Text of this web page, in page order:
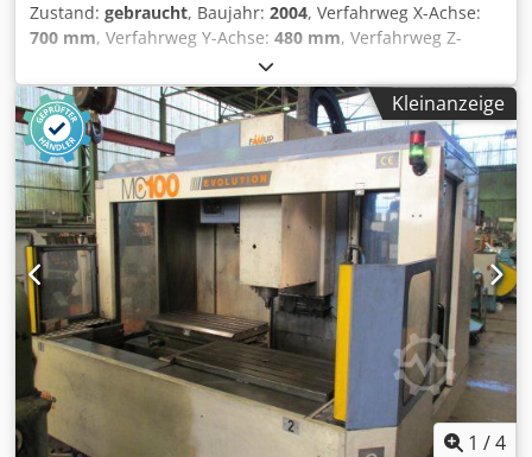
Zustand: gebraucht, Baujahr: 2004, Verfahrweg X-Achse:
700 mm, Verfahrweg Y-Achse: 480 mm, Verfahrweg Z-
, Anzahl der Steckplätze im
Werkzeugmagazin:24, MARKE FAMUP MODELL MCX 700
KATEGORIE Vertikales Bearbeitungszentrum BAUJAHR 2004
STEUERUNG CNC FANUC 21I-MB BAUJAHR 2004
MASCHINENGEWICHT (kg) 4.800 ANZAHL ACHSEN 3 CE-
KONFORMITÄTSERKLÄRUNG SPINDEL Kegelgröße ISO 40
Spindeldrehzahl (U/min) 10.000 Dksdpfoyzm U Dox Aa Rjr
Spindelmotorleistung (Dauerbetrieb/30 min) (kW) 15 / 18,5
ARBEITSBEREICH X-Achse (mm) 700 Y-Achse (mm) 480 Z-
Achse (mm) 640 TISCH Tischgröße (mm) 900 x 520
Tischbelastung (kg) 300 (bei 2 Paletten: 600)
WERKZEUGWECHSLER Werkzeugmagazinkapazität 24
Maximaler Werkzeugdurchmesser (bei belegten
Nachbarpositionen) (mm) 75 ZUBEHÖR Späneförderer
Marke META, Modell 405 1112 0 Indexierter Rundtisch
EUROMA (15° Grad) Modell 222
Kleinanzeige
1 /4